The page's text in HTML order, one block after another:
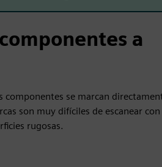
a
se marcan
son muy difíciles de escanear con
rugosas.